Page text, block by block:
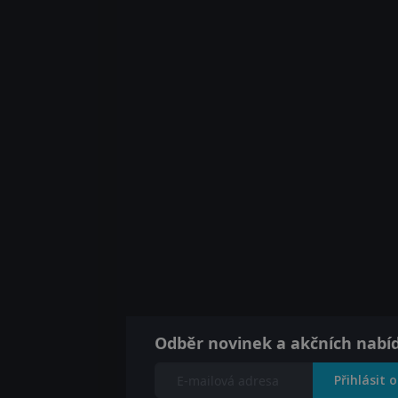
Odběr novinek a akčních
Přihlásit